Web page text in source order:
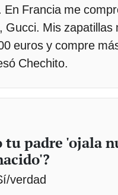
En Francia me
Gucci. Mis zapatillas
euros y compre
Chechito.
tu padre 'ojala
verdad